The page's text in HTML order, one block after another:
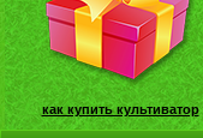
как купить культиватор